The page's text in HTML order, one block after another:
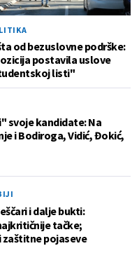
od bezuslovne podrške:
postavila uslove
listi"
svoje kandidate: Na
i Bodiroga, Vidić, Đokić,
i dalje bukti:
tačke;
zaštitne pojaseve